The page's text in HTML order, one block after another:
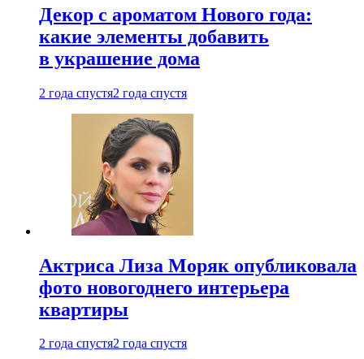
Декор с ароматом Нового года:
какие элементы добавить
в украшение дома
2 года спустя2 года спустя
Актриса Лиза Моряк опубликовала
фото новогоднего интерьера
квартиры
2 года спустя2 года спустя